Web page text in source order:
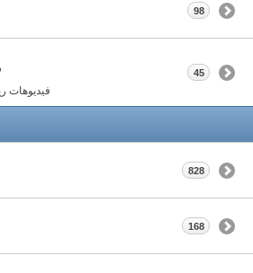
98
فيديوهات
45
828
168